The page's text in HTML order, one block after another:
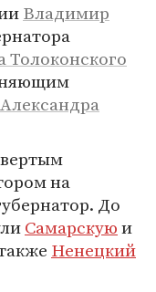
Владимир
Толоконского
Александра
на
До
Самарскуюи
Ненецкий